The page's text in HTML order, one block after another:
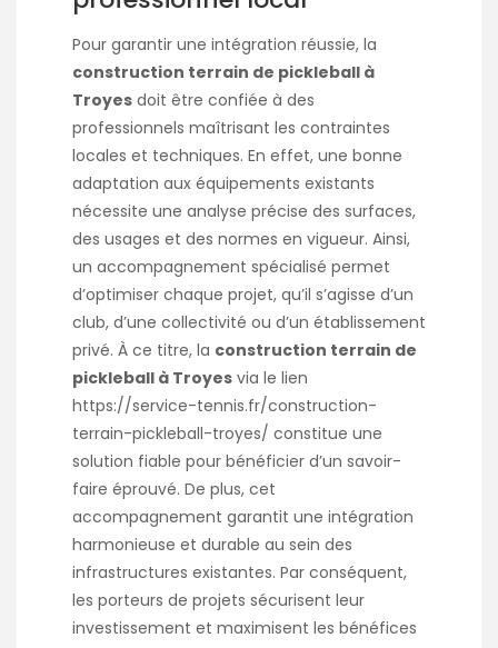
Pour garantir une intégration réussie, la
construction terrain de pickleball à
Troyes doit être confiée à des
professionnels maîtrisant les contraintes
locales et techniques. En effet, une bonne
adaptation aux équipements existants
nécessite une analyse précise des surfaces,
des usages et des normes en vigueur. Ainsi,
un accompagnement spécialisé permet
d’optimiser chaque projet, qu’il s’agisse d’un
club, d’une collectivité ou d’un établissement
privé. À ce titre, la construction terrain de
pickleball à Troyes via le lien
https://service-tennis.fr/construction-
terrain-pickleball-troyes/ constitue une
solution fiable pour bénéficier d’un savoir-
faire éprouvé. De plus, cet
accompagnement garantit une intégration
harmonieuse et durable au sein des
infrastructures existantes. Par conséquent,
les porteurs de projets sécurisent leur
investissement et maximisent les bénéfices